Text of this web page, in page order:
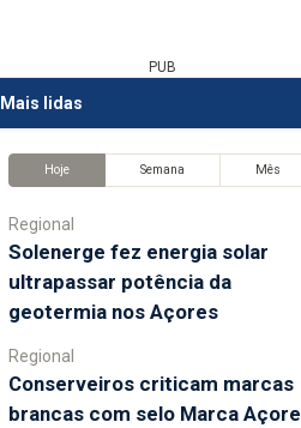
PUB
Mais lidas
Hoje Semana Mês
Regional
Solenerge fez energia solar
ultrapassar potência da
geotermia nos Açores
Regional
Conserveiros criticam marcas
brancas com selo Marca